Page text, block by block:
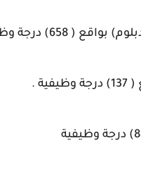
درجة وظيفية.
.